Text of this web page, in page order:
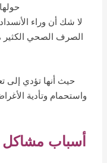
حولها
لا شك أن وراء
الصرف الصحي الكثير من
حيث أنها تؤدي إلى
واستحمام وتأدية الأغراض
أسباب مشاكل